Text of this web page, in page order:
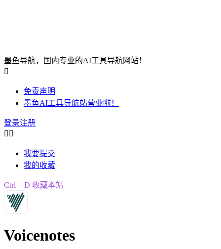
墨鱼导航，国内专业的AI工具导航网站！

免责声明
墨鱼AI工具导航站营业啦！
登录注册
 
我要提交
我的收藏
Ctrl + D 收藏本站
Voicenotes